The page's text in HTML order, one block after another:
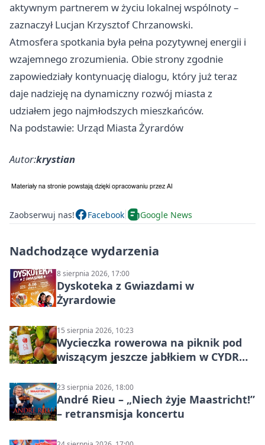
aktywnym partnerem w życiu lokalnej wspólnoty –
zaznaczył Lucjan Krzysztof Chrzanowski.
Atmosfera spotkania była pełna pozytywnej energii i
wzajemnego zrozumienia. Obie strony zgodnie
zapowiedziały kontynuację dialogu, który już teraz
daje nadzieję na dynamiczny rozwój miasta z
udziałem jego najmłodszych mieszkańców.
Na podstawie: Urząd Miasta Żyrardów
Autor:krystian
Zaobserwuj nas! Facebook Google News
Nadchodzące wydarzenia
8 sierpnia 2026, 17:00
Dyskoteka z Gwiazdami w
Żyrardowie
15 sierpnia 2026, 10:23
Wycieczka rowerowa na piknik pod
wiszącym jeszcze jabłkiem w CYDR
23 sierpnia 2026, 18:00
André Rieu – „Niech żyje Maastricht!”
– retransmisja koncertu